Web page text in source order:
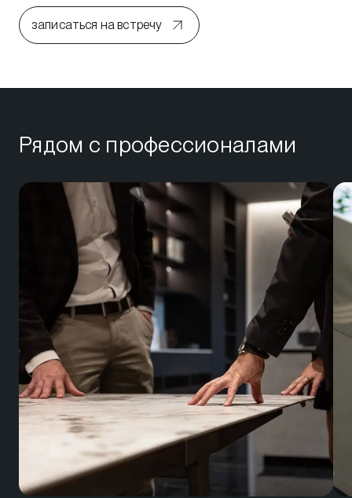
записаться на встречу
Рядом с профессионалами